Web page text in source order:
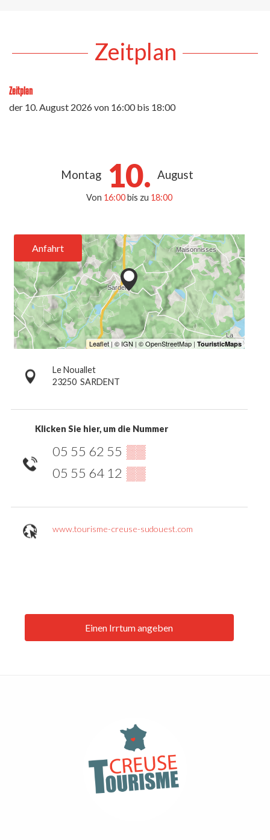
Zeitplan
Zeitplan
der 10. August 2026von 16:00 bis 18:00
Montag 10. August
Von 16:00bis zu 18:00
Anfahrt
Le Nouallet
23250 SARDENT
Klicken Sie hier, um die Nummer
05 55 62 55 ▒▒
05 55 64 12 ▒▒
www.tourisme-creuse-sudouest.com
Einen Irrtum angeben